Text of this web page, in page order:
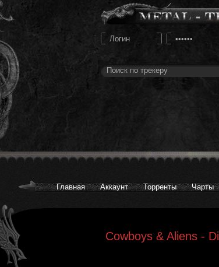
Главная Аккаунт Торренты Чарты
Cowboys & Aliens -